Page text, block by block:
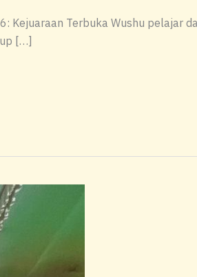
Kejuaraan Terbuka Wushu pelajar
[…]